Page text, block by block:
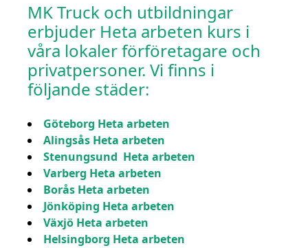
MK Truck och utbildningar
erbjuder Heta arbeten kurs i
våra lokaler förföretagare och
privatpersoner. Vi finns i
följande städer:
Göteborg Heta arbeten
Alingsås Heta arbeten
Stenungsund Heta arbeten
Varberg Heta arbeten
Borås Heta arbeten
Jönköping Heta arbeten
Växjö Heta arbeten
Helsingborg Heta arbeten